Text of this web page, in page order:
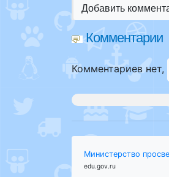
Добавить
Комментарии
Комментариев нет,
Министерство
edu.gov.ru